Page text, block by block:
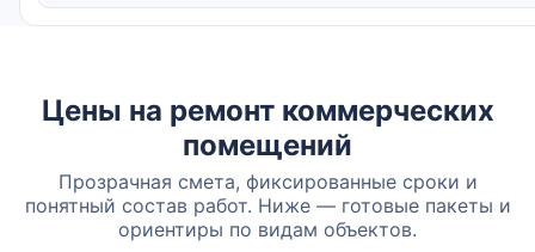
Цены на ремонт коммерческих
помещений
Прозрачная смета, фиксированные сроки и
понятный состав работ. Ниже — готовые пакеты и
ориентиры по видам объектов.